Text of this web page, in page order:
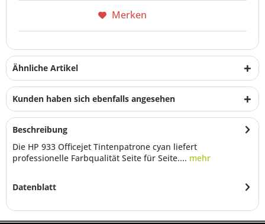
Merken
Ähnliche Artikel
Kunden haben sich ebenfalls angesehen
Beschreibung
Die HP 933 Officejet Tintenpatrone cyan liefert
professionelle Farbqualität Seite für Seite.... mehr
Datenblatt